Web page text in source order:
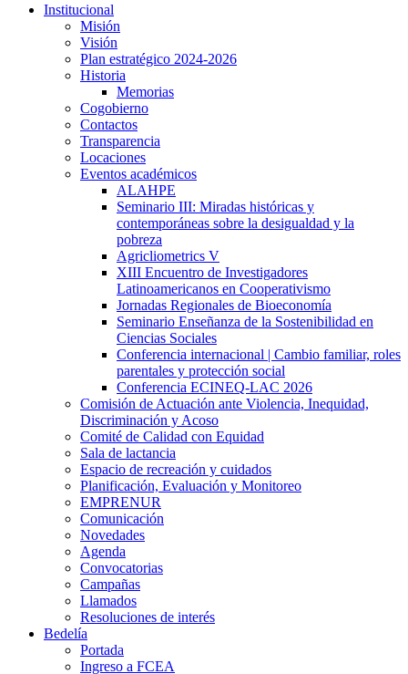
Institucional
Misión
Visión
Plan estratégico 2024-2026
Historia
Memorias
Cogobierno
Contactos
Transparencia
Locaciones
Eventos académicos
ALAHPE
Seminario III: Miradas históricas y
contemporáneas sobre la desigualdad y la
pobreza
Agricliometrics V
XIII Encuentro de Investigadores
Latinoamericanos en Cooperativismo
Jornadas Regionales de Bioeconomía
Seminario Enseñanza de la Sostenibilidad en
Ciencias Sociales
Conferencia internacional | Cambio familiar, roles
parentales y protección social
Conferencia ECINEQ-LAC 2026
Comisión de Actuación ante Violencia, Inequidad,
Discriminación y Acoso
Comité de Calidad con Equidad
Sala de lactancia
Espacio de recreación y cuidados
Planificación, Evaluación y Monitoreo
EMPRENUR
Comunicación
Novedades
Agenda
Convocatorias
Campañas
Llamados
Resoluciones de interés
Bedelía
Portada
Ingreso a FCEA